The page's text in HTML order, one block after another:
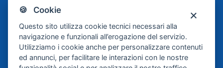
🍪 Cookie
Questo sito utilizza cookie tecnici necessari alla
navigazione e funzionali all’erogazione del servizio.
Utilizziamo i cookie anche per personalizzare contenuti
ed annunci, per facilitare le interazioni con le nostre
Scafati Basket